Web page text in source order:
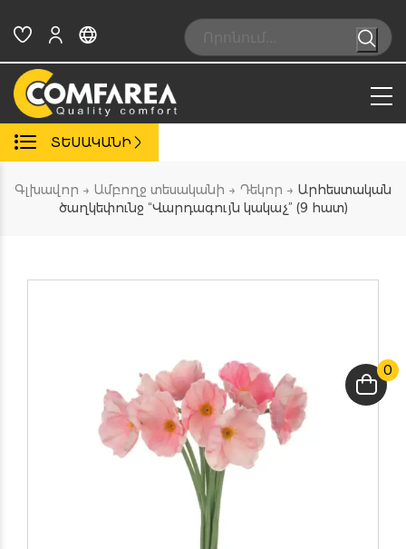
content
Search:
0
ՏԵՍԱԿԱՆԻ
Գլխավոր → Ամբողջ տեսականի → Դեկոր → Արհեստական
ծաղկեփունջ “Վարդագույն կակաչ” (9 հատ)